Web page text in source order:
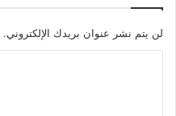
لن يتم نشر عنوان بريدك الإلكتروني.